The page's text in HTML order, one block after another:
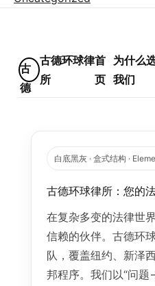
古
德
古德环球律
所
首
页
为什么
我们
白底黑灰 · 盒式结构 ·
古德环球律所：您的
在复杂多变的法律世
信赖的伙伴。古德环
队，覆盖纽约、新泽
邦程序。我们以“问